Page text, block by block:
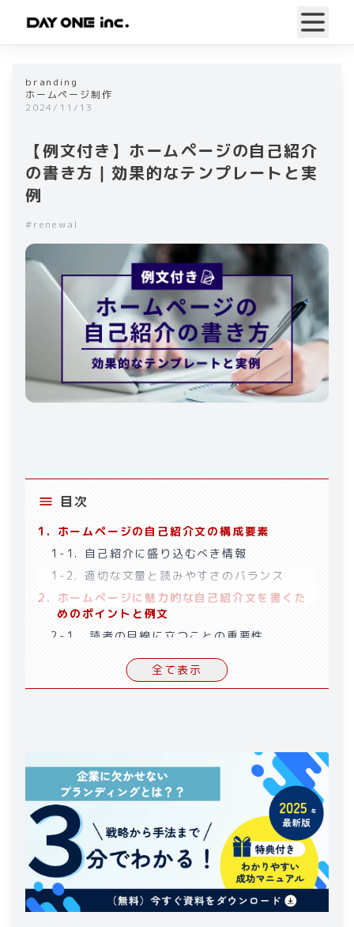
branding
ホームページ制作
2024/11/13
【例文付き】​​ホームページの自己紹介​​
の​​書き方｜効果的なテンプレートと実
例​
#renewal
目次
1 .
ホームページの​​自己紹介文の構成要素​
1-1.
自己紹介に盛り込むべき情報​
1-2 . 適切な文量と読みやすさのバランス​
2 .
ホームページに​​魅力的な自己紹介文を書くた
めのポイント​​と例文​
2-1
読者の目線に立つことの重要性​
自分らしさをどう表現するか​
【例文】ホームページの​​自己紹介文のテンプ
ホームページの自己紹介文の重要性​
4-1. なぜ自己紹介が必要なのか​
4-2. 自己紹介が効果を発揮するシチュエーシ
ョン​
5. ​ホームページの​​自己紹介文の改善方法​
5-1 .
自己紹介文のフィードバックを得る方法​
5-2. 修正と改善のポイント
6. ホームページに自己紹介文を掲載する際の注
全て表示